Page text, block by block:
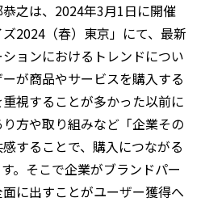
之は、2024年3月1日に開催
2024（春）東京」にて、最新
ョンにおけるトレンドについ
が商品やサービスを購入する
視することが多かった以前に
方や取り組みなど「企業その
感することで、購入につながる
。そこで企業がブランドパー
に出すことがユーザー獲得へ